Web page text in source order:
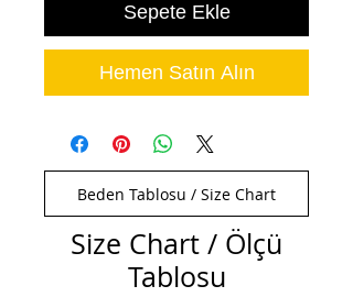
Sepete Ekle
Hemen Satın Alın
Beden Tablosu / Size Chart
Size Chart / Ölçü
Tablosu